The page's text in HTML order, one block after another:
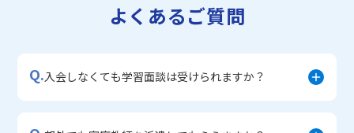
・宿題サポートコース
・学習習慣定着コース
よくあるご質問
Q.入会しなくても学習面談は受けられますか？